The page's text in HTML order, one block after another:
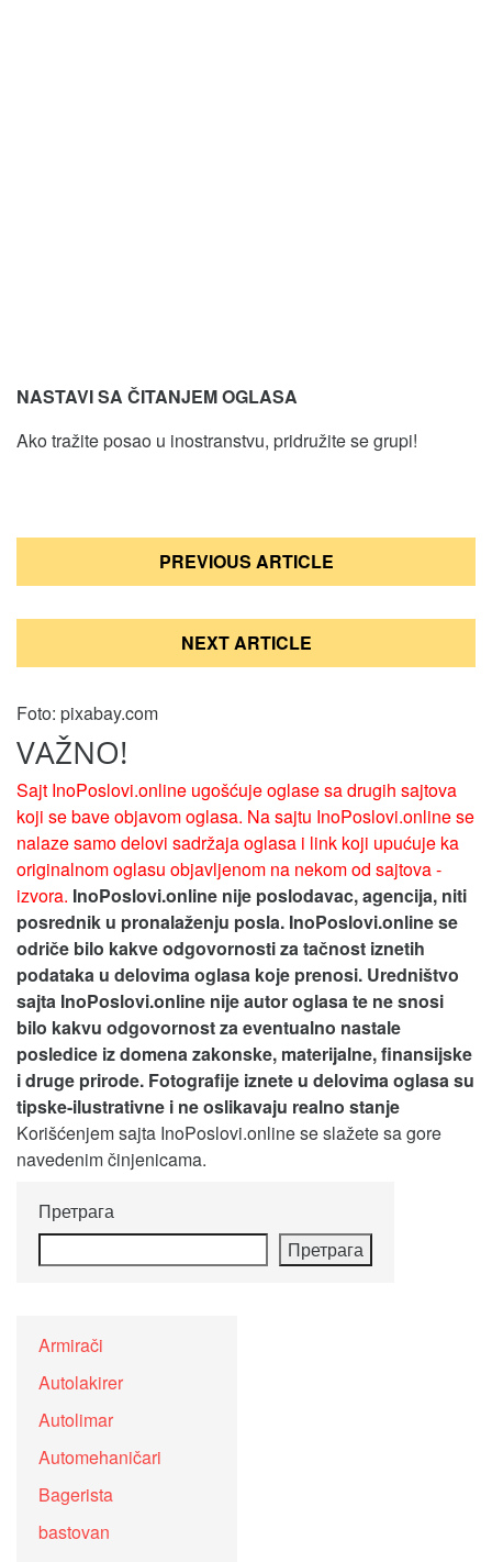
NASTAVI SA ČITANJEM OGLASA
Ako tražite posao u inostranstvu, pridružite se grupi!
Кретање
PREVIOUS ARTICLE
NEXT ARTICLE
Foto: pixabay.com
VAŽNO!
Sajt InoPoslovi.online ugošćuje oglase sa drugih sajtova
koji se bave objavom oglasa. Na sajtu InoPoslovi.online se
nalaze samo delovi sadržaja oglasa i link koji upućuje ka
originalnom oglasu objavljenom na nekom od sajtova -
izvora. InoPoslovi.online nije poslodavac, agencija, niti
posrednik u pronalaženju posla. InoPoslovi.online se
odriče bilo kakve odgovornosti za tačnost iznetih
podataka u delovima oglasa koje prenosi. Uredništvo
sajta InoPoslovi.online nije autor oglasa te ne snosi
bilo kakvu odgovornost za eventualno nastale
posledice iz domena zakonske, materijalne, finansijske
i druge prirode. Fotografije iznete u delovima oglasa su
tipske-ilustrativne i ne oslikavaju realno stanje
Korišćenjem sajta InoPoslovi.online se slažete sa gore
navedenim činjenicama.
Претрага
Претрага
Armirači
Autolakirer
Autolimar
Automehaničari
Bagerista
bastovan